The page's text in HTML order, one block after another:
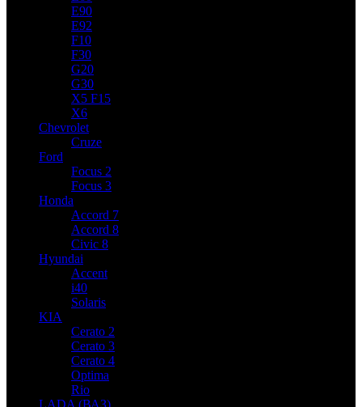
E90
E92
F10
F30
G20
G30
X5 F15
X6
Chevrolet
Cruze
Ford
Focus 2
Focus 3
Honda
Accord 7
Accord 8
Civic 8
Hyundai
Accent
i40
Solaris
KIA
Cerato 2
Cerato 3
Cerato 4
Optima
Rio
LADA (ВАЗ)